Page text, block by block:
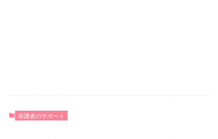
保護者のサポート